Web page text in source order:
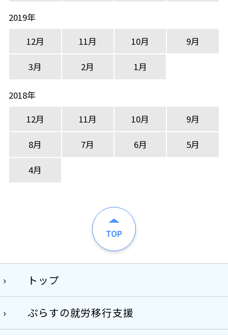
2019年
12月
11月 10月 9月
3月 2月 1月
2018年
12月
11月 10月 9月
8月 7月 6月 5月
4月
TOP
トップ
ぷらすの就労移行支援